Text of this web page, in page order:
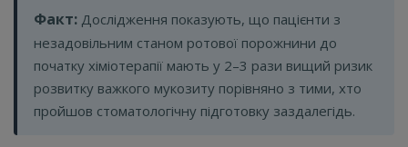
Факт: Дослідження показують, що пацієнти з
незадовільним станом ротової порожнини до
початку хіміотерапії мають у 2–3 рази вищий ризик
розвитку важкого мукозиту порівняно з тими, хто
пройшов стоматологічну підготовку заздалегідь.